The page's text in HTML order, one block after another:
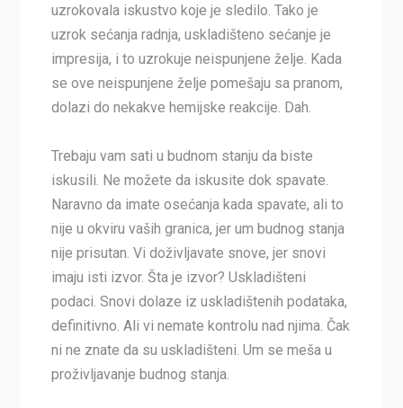
uzrokovala iskustvo koje je sledilo. Tako je
uzrok sećanja radnja, uskladišteno sećanje je
impresija, i to uzrokuje neispunjene želje. Kada
se ove neispunjene želje pomešaju sa pranom,
dolazi do nekakve hemijske reakcije. Dah.
Trebaju vam sati u budnom stanju da biste
iskusili. Ne možete da iskusite dok spavate.
Naravno da imate osećanja kada spavate, ali to
nije u okviru vaših granica, jer um budnog stanja
nije prisutan. Vi doživljavate snove, jer snovi
imaju isti izvor. Šta je izvor? Uskladišteni
podaci. Snovi dolaze iz uskladištenih podataka,
definitivno. Ali vi nemate kontrolu nad njima. Čak
ni ne znate da su uskladišteni. Um se meša u
proživljavanje budnog stanja.